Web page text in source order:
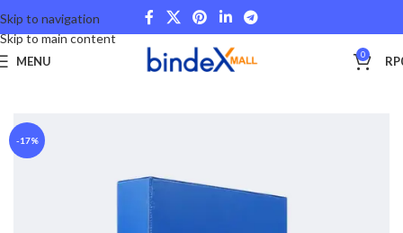
Skip to navigation
Skip to main content
MENU 0 RP
Beranda
-17%